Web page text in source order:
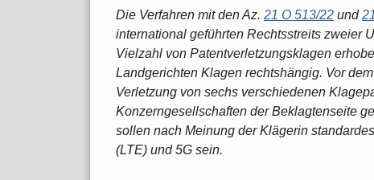
Die Verfahren mit den Az. 21 O 513/22 und
international geführten Rechtsstreits zweier
Vielzahl von Patentverletzungsklagen
Landgerichten Klagen rechtshängig. Vor
Verletzung von sechs verschiedenen
Konzerngesellschaften der Beklagtenseite
sollen nach Meinung der Klägerin
(LTE) und 5G sein.